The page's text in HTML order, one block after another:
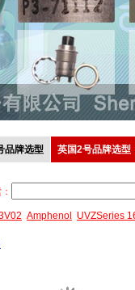
品牌选型 英国2号品牌选型
Amphenol UVZSeries